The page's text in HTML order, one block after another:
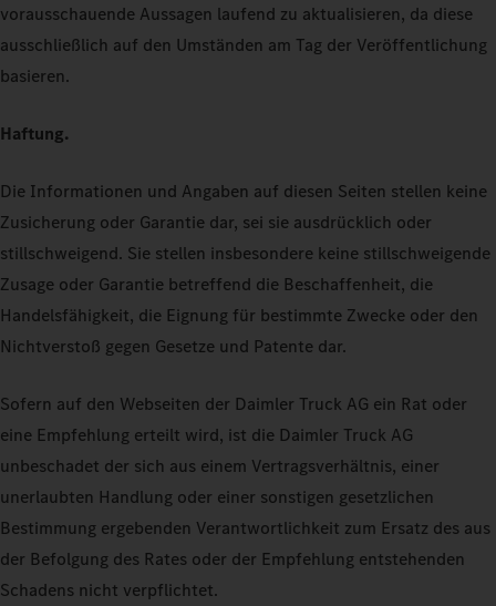
vorausschauende Aussagen laufend zu aktualisieren, da diese
ausschließlich auf den Umständen am Tag der Veröffentlichung
basieren.
Haftung.
Die Informationen und Angaben auf diesen Seiten stellen keine
Zusicherung oder Garantie dar, sei sie ausdrücklich oder
stillschweigend. Sie stellen insbesondere keine stillschweigende
Zusage oder Garantie betreffend die Beschaffenheit, die
Handelsfähigkeit, die Eignung für bestimmte Zwecke oder den
Nichtverstoß gegen Gesetze und Patente dar.
Sofern auf den Webseiten der Daimler Truck AG ein Rat oder
eine Empfehlung erteilt wird, ist die Daimler Truck AG
unbeschadet der sich aus einem Vertragsverhältnis, einer
unerlaubten Handlung oder einer sonstigen gesetzlichen
Bestimmung ergebenden Verantwortlichkeit zum Ersatz des aus
der Befolgung des Rates oder der Empfehlung entstehenden
Schadens nicht verpflichtet.